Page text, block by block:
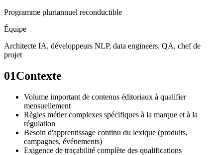
Programme pluriannuel reconductible
Équipe
Architecte IA, développeurs NLP, data engineers, QA, chef de
projet
01Contexte
Volume important de contenus éditoriaux à qualifier
mensuellement
Règles métier complexes spécifiques à la marque et à la
régulation
Besoin d'apprentissage continu du lexique (produits,
campagnes, événements)
Exigence de traçabilité complète des qualifications